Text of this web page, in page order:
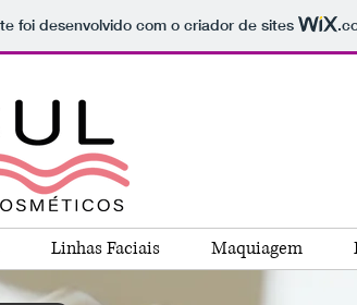
foi desenvolvido com o criador de sites
Linhas Faciais Maquiagem